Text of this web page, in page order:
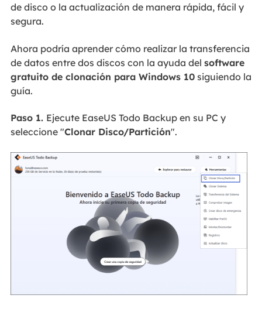
de disco o la actualización de manera rápida, fácil y
segura.
Ahora podría aprender cómo realizar la transferencia
de datos entre dos discos con la ayuda del software
gratuito de clonación para Windows 10siguiendo la
guía.
Paso 1. Ejecute EaseUS Todo Backup en su PC y
seleccione "Clonar Disco/Partición".